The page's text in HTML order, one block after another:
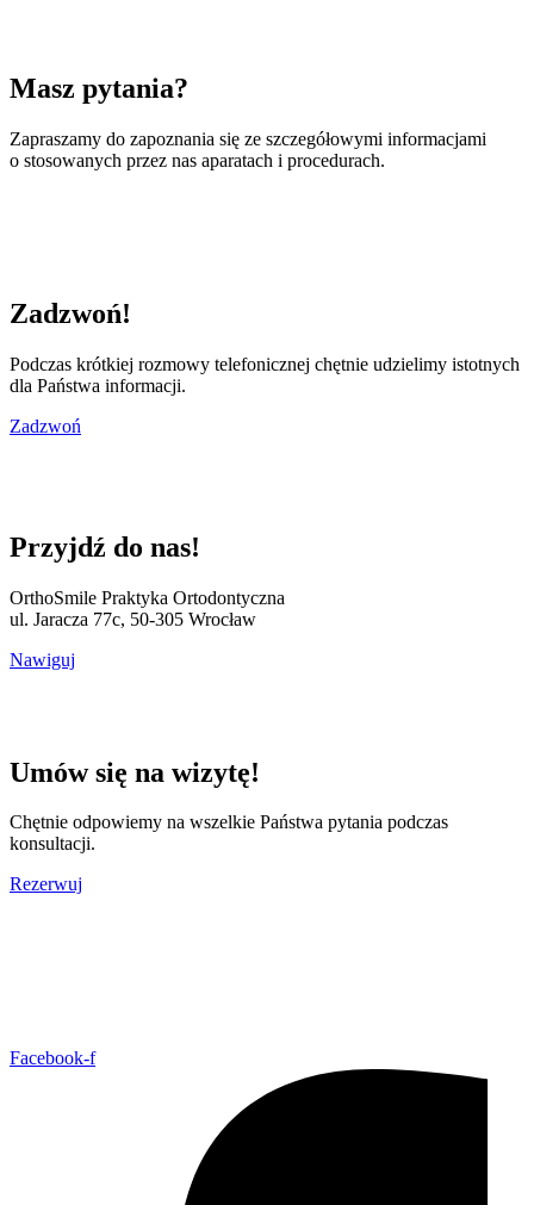
Masz pytania?
Zapraszamy do zapoznania się ze szczegółowymi informacjami
o stosowanych przez nas aparatach i procedurach.
Zadzwoń!
Podczas krótkiej rozmowy telefonicznej chętnie udzielimy istotnych
dla Państwa informacji.
Zadzwoń
Przyjdź do nas!
OrthoSmile Praktyka Ortodontyczna
ul. Jaracza 77c, 50-305 Wrocław
Nawiguj
Umów się na wizytę!
Chętnie odpowiemy na wszelkie Państwa pytania podczas
konsultacji.
Rezerwuj
Facebook-f